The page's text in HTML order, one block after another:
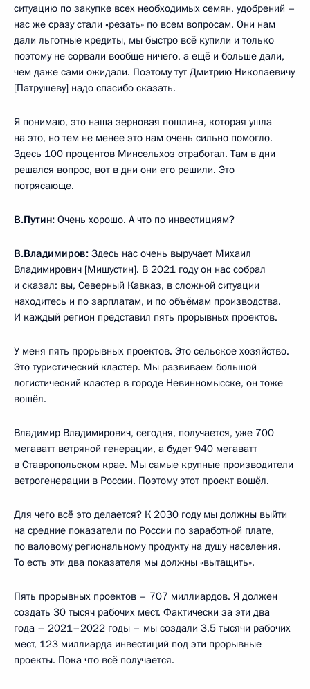
ситуацию по закупке всех необходимых семян, удобрений –
нас же сразу стали «резать» по всем вопросам. Они нам
дали льготные кредиты, мы быстро всё купили и только
поэтому не сорвали вообще ничего, а ещё и больше дали,
чем даже сами ожидали. Поэтому тут Дмитрию Николаевичу
[Патрушеву] надо спасибо сказать.
Я понимаю, это наша зерновая пошлина, которая ушла
на это, но тем не менее это нам очень сильно помогло.
Здесь 100 процентов Минсельхоз отработал. Там в дни
решался вопрос, вот в дни они его решили. Это
потрясающе.
В.Путин: Очень хорошо. А что по инвестициям?
В.Владимиров: Здесь нас очень выручает Михаил
Владимирович [Мишустин]. В 2021 году он нас собрал
и сказал: вы, Северный Кавказ, в сложной ситуации
находитесь и по зарплатам, и по объёмам производства.
И каждый регион представил пять прорывных проектов.
У меня пять прорывных проектов. Это сельское хозяйство.
Это туристический кластер. Мы развиваем большой
логистический кластер в городе Невинномысске, он тоже
вошёл.
Владимир Владимирович, сегодня, получается, уже 700
мегаватт ветряной генерации, а будет 940 мегаватт
в Ставропольском крае. Мы самые крупные производители
ветрогенерации в России. Поэтому этот проект вошёл.
Для чего всё это делается? К 2030 году мы должны выйти
на средние показатели по России по заработной плате,
по валовому региональному продукту на душу населения.
То есть эти два показателя мы должны «вытащить».
Пять прорывных проектов – 707 миллиардов. Я должен
создать 30 тысяч рабочих мест. Фактически за эти два
года – 2021–2022 годы – мы создали 3,5 тысячи рабочих
мест, 123 миллиарда инвестиций под эти прорывные
проекты. Пока что всё получается.